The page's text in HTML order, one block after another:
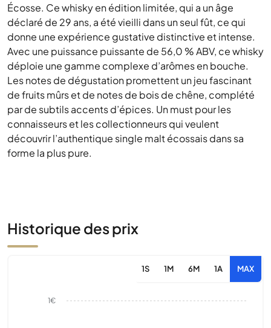
Écosse. Ce whisky en édition limitée, qui a un âge
déclaré de 29 ans, a été vieilli dans un seul fût, ce qui
donne une expérience gustative distinctive et intense.
Avec une puissance puissante de 56,0 % ABV, ce whisky
déploie une gamme complexe d’arômes en bouche.
Les notes de dégustation promettent un jeu fascinant
de fruits mûrs et de notes de bois de chêne, complété
par de subtils accents d’épices. Un must pour les
connaisseurs et les collectionneurs qui veulent
découvrir l’authentique single malt écossais dans sa
forme la plus pure.
Historique des prix
1S 1M 6M 1A MAX
1€